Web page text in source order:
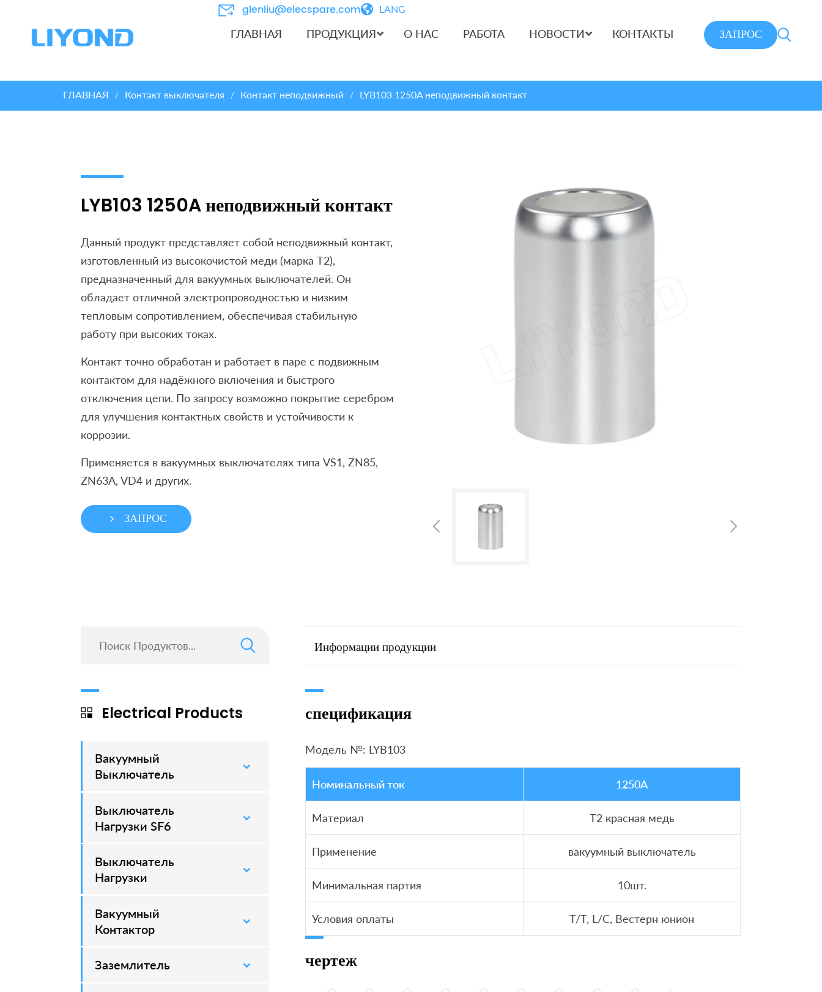
glenliu@elecspare.com LANG
ГЛАВНАЯ ПРОДУКЦИЯ О НАС РАБОТА НОВОСТИ КОНТАКТЫ ЗАПРОС
ГЛАВНАЯ / Контакт выключателя / Контакт неподвижный / LYB103 1250A неподвижный контакт
LYB103 1250A неподвижный контакт
Данный продукт представляет собой неподвижный контакт,
изготовленный из высокочистой меди (марка T2),
предназначенный для вакуумных выключателей. Он
обладает отличной электропроводностью и низким
тепловым сопротивлением, обеспечивая стабильную
работу при высоких токах.
Контакт точно обработан и работает в паре с подвижным
контактом для надёжного включения и быстрого
отключения цепи. По запросу возможно покрытие серебром
для улучшения контактных свойств и устойчивости к
коррозии.
Применяется в вакуумных выключателях типа VS1, ZN85,
ZN63A, VD4 и других.
ЗАПРОС
Electrical Products
Вакуумный
Выключатель
–
Выключатель
Нагрузки SF6
–
Выключатель
Нагрузки
–
Вакуумный
Контактор
–
Заземлитель
–
Информации продукции
спецификация
Модель №: LYB103
Номинальный ток 1250A
Материал T2 красная медь
Применение вакуумный выключатель
Минимальная партия 10шт.
Условия оплаты T/T, L/C, Вестерн юнион
чертеж